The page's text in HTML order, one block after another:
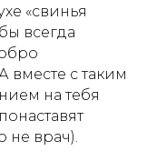
«свинья
всегда
вместе с таким
на тебя
не врач).